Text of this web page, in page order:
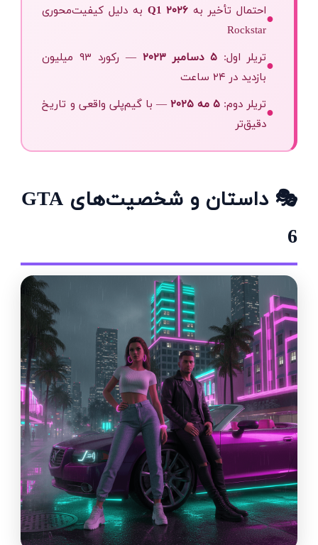
●احتمال تأخیر به Q1 ۲۰۲۶ به دلیل کیفیت‌محوری
Rockstar
●تریلر اول:۵ دسامبر ۲۰۲۳
— رکورد ۹۳ میلیون
بازدید در ۲۴ ساعت
●تریلر دوم: ۵ مه ۲۰۲۵
— با گیم‌پلی واقعی و تاریخ
دقیق‌تر
🎭 داستان و شخصیت‌های GTA
6